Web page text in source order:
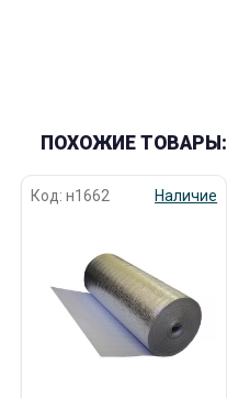
ПОХОЖИЕ ТОВАРЫ:
Код: н1662 Наличие